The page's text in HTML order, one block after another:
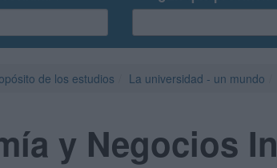
de los estudios La universidad - un mundo
y Negocios